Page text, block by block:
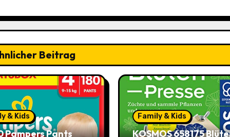
Beitrag
& Kids
Pampers Pants
Family & Kids
KOSMOS 658175